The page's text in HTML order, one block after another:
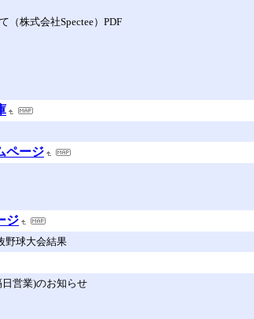
（株式会社Spectee）PDF
ページ
ジ
野球大会結果
営業)のお知らせ